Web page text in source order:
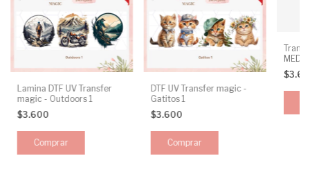
Lamina DTF UV Transfer
magic - Outdoors 1
$3.600
DTF UV Transfer magic -
Gatitos 1
$3.600